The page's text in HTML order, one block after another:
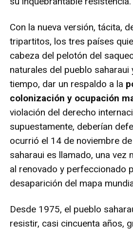
Con la nueva versión, tácita,
tripartitos, los tres países
cabeza del pelotón del
naturales del pueblo saharaui
tiempo, dar un respaldo a la
colonización y ocupación
violación del derecho
supuestamente, deberían
ocurrió el 14 de noviembre
saharaui es llamado, una vez
al renovado y perfeccionado
desaparición del mapa
Desde 1975, el pueblo
resistir, casi cincuenta años,